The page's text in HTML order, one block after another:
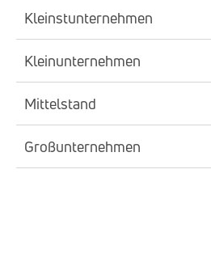
Kleinstunternehmen
Kleinunternehmen
Mittelstand
Großunternehmen